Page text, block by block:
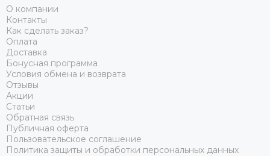
О компании
Контакты
Как сделать заказ?
Оплата
Доставка
Бонусная программа
Условия обмена и возврата
Отзывы
Акции
Статьи
Обратная связь
Публичная оферта
Пользовательское соглашение
Политика защиты и обработки персональных данных